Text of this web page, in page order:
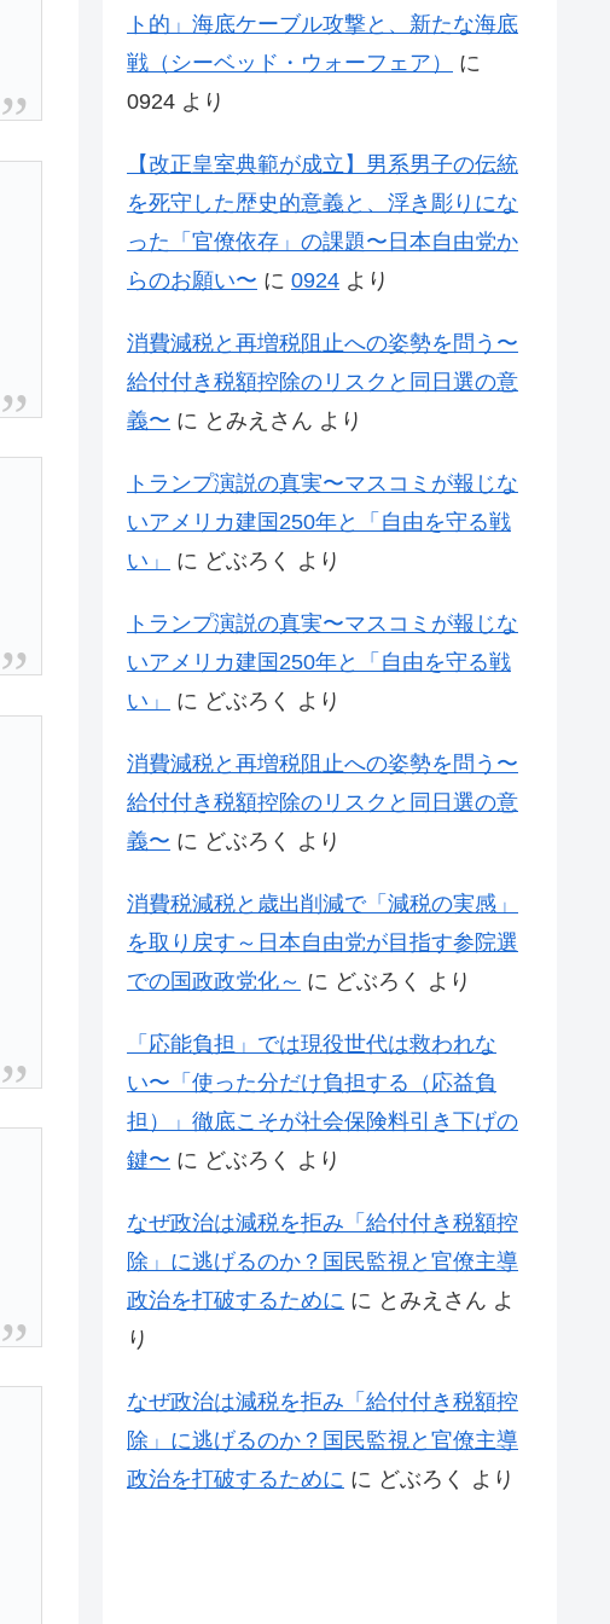
ト的」海底ケーブル攻撃と、新たな海底
戦（シーベッド・ウォーフェア）
に
0924 より
【改正皇室典範が成立】男系男子の伝統
を死守した歴史的意義と、浮き彫りにな
った「官僚依存」の課題〜日本自由党か
らのお願い〜 に 0924 より
消費減税と再増税阻止への姿勢を問う〜
給付付き税額控除のリスクと同日選の意
義〜 に とみえさん より
トランプ演説の真実〜マスコミが報じな
いアメリカ建国250年と「自由を守る戦
い」
に どぶろく より
トランプ演説の真実〜マスコミが報じな
いアメリカ建国250年と「自由を守る戦
い」
に どぶろく より
消費減税と再増税阻止への姿勢を問う〜
給付付き税額控除のリスクと同日選の意
義〜 に どぶろく より
消費税減税と歳出削減で「減税の実感」
を取り戻す～日本自由党が目指す参院選
での国政政党化～ に どぶろく より
「応能負担」では現役世代は救われな
い〜「使った分だけ負担する（応益負
担）」徹底こそが社会保険料引き下げの
鍵〜 に どぶろく より
なぜ政治は減税を拒み「給付付き税額控
除」に逃げるのか？国民監視と官僚主導
政治を打破するために に とみえさん よ
り
なぜ政治は減税を拒み「給付付き税額控
除」に逃げるのか？国民監視と官僚主導
政治を打破するために に どぶろく より